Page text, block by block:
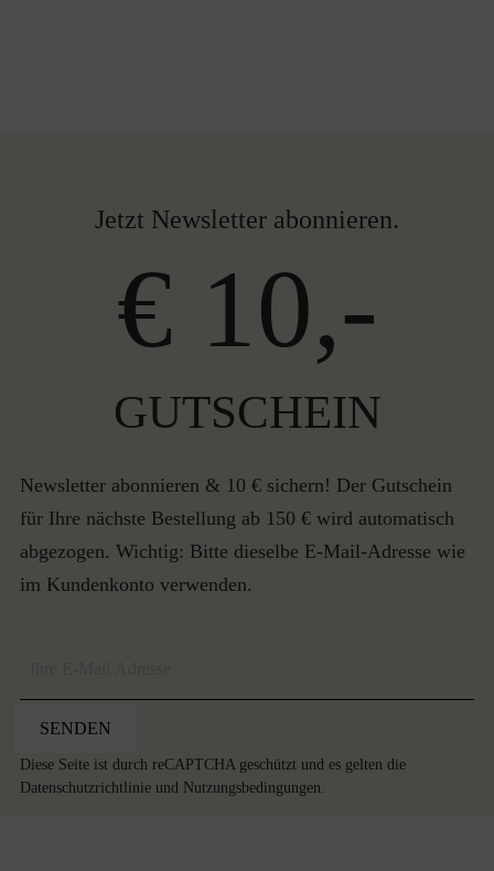
Jetzt Newsletter abonnieren.
€ 10,-
GUTSCHEIN
Newsletter abonnieren & 10 € sichern! Der Gutschein
für Ihre nächste Bestellung ab 150 € wird automatisch
abgezogen. Wichtig: Bitte dieselbe E-Mail-Adresse wie
im Kundenkonto verwenden.
SENDEN
Diese Seite ist durch reCAPTCHA geschützt und es gelten die
Datenschutzrichtlinie und Nutzungsbedingungen.